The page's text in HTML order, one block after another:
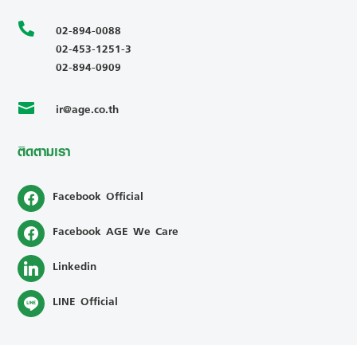

02-894-0088
02-453-1251-3
02-894-0909
 ir@age.co.th
ติดตามเรา
Facebook Official
Facebook AGE We Care
Linkedin
LINE Official